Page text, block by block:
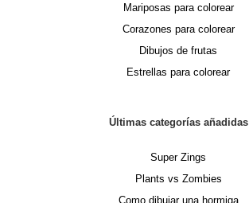
Mariposas para colorear
Corazones para colorear
Dibujos de frutas
Estrellas para colorear
Últimas categorías añadidas
Super Zings
Plants vs Zombies
Como dibujar una hormiga